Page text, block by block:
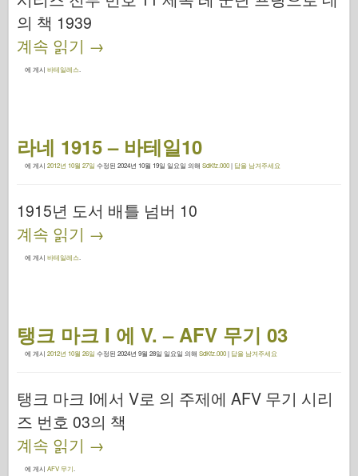
의 책 1939
계속 읽기 →
에 게시 바테일레스
라네 1915 – 바테일10
에 게시 2012년 10월 27일 수정된 2024년 10월 19일 일요일 의해 SdKfz.000| 답을 남겨주세요
1915년 도서 배틀 넘버 10
계속 읽기 →
에 게시 바테일레스
탱크 마크 I 에 V. – AFV 무기 03
에 게시 2012년 10월 26일 수정된 2024년 9월 28일 일요일 의해 SdKfz.000| 답을 남겨주세요
탱크 마크 I에서 V로 의 주제에 AFV 무기 시리
즈 번호 03의 책
계속 읽기 →
에 게시 AFV 무기